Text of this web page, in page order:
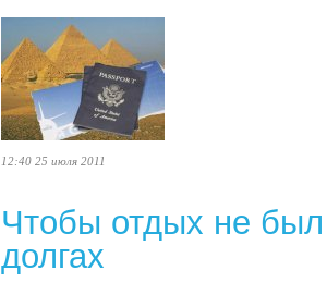
12:40 25 июля 2011
Чтобы отдых не был
долгах